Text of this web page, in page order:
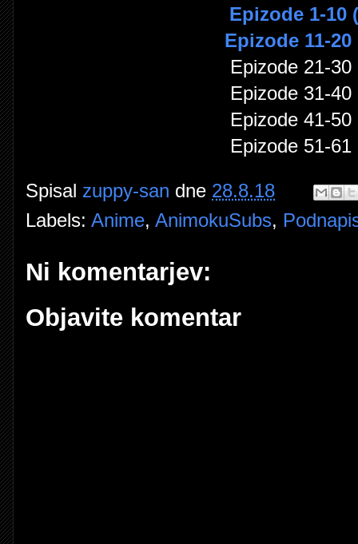
Epizode 1-10
Epizode 11-
Epizode 21-
Epizode 31-
Epizode 41-
Epizode 51-
Spisal zuppy-san dne 28.8.18
Labels: Anime, AnimokuSubs,
Ni komentarjev:
Objavite komentar